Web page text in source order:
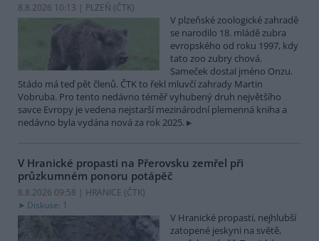
8.8.2026 10:13 | PLZEŇ (ČTK)
V plzeňské zoologické zahradě
se narodilo 18. mládě zubra
evropského od roku 1997, kdy
tato zoo zubry chová.
Sameček dostal jméno Onzu.
Stádo má teď pět členů. ČTK to řekl mluvčí zahrady Martin
Vobruba. Pro tento nedávno téměř vyhubený druh největšího
savce Evropy je vedena nejstarší mezinárodní plemenná kniha a
nedávno byla vydána nová za rok 2025.
V Hranické propasti na Přerovsku zemřel při
průzkumném ponoru potápěč
8.8.2026 09:58 | HRANICE (ČTK)
Diskuse: 1
V Hranické propasti, nejhlubší
zatopené jeskyni na světě,